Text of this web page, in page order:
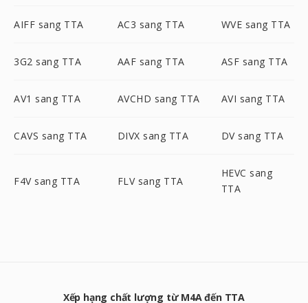
AIFF sang TTA AC3 sang TTA WVE sang TTA
3G2 sang TTA AAF sang TTA ASF sang TTA
AV1 sang TTA AVCHD sang TTA AVI sang TTA
CAVS sang TTA DIVX sang TTA DV sang TTA
F4V sang TTA FLV sang TTA
HEVC sang
TTA
Xếp hạng chất lượng từ M4A đến TTA